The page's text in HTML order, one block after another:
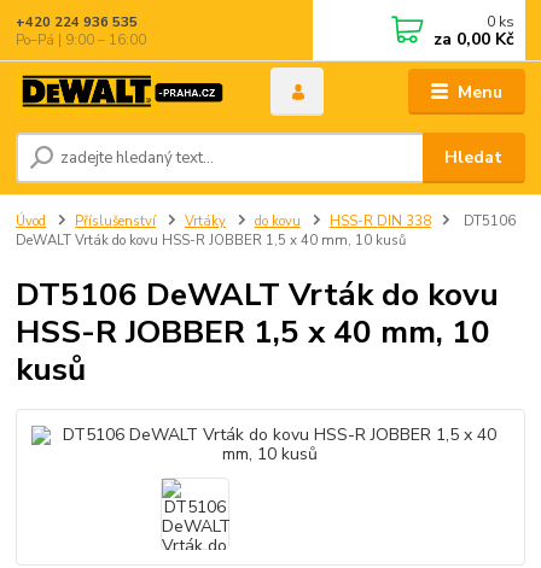
Menu
Hledat
+420 224 936 535
Po–Pá | 9:00 – 16:00
0 ks
za 0,00 Kč
Úvod Příslušenství Vrtáky do kovu HSS-R DIN 338
DT5106
DeWALT Vrták do kovu HSS-R JOBBER 1,5 x 40 mm, 10 kusů
DT5106 DeWALT Vrták do kovu
HSS-R JOBBER 1,5 x 40 mm, 10
kusů